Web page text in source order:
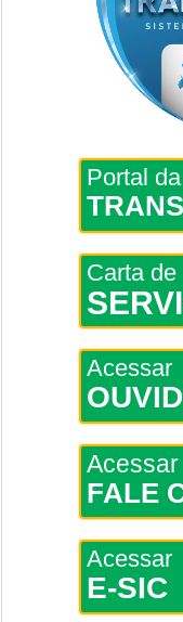
Portal da
Carta de
Acessar
Acessar
FALE
Acessar
E-SIC